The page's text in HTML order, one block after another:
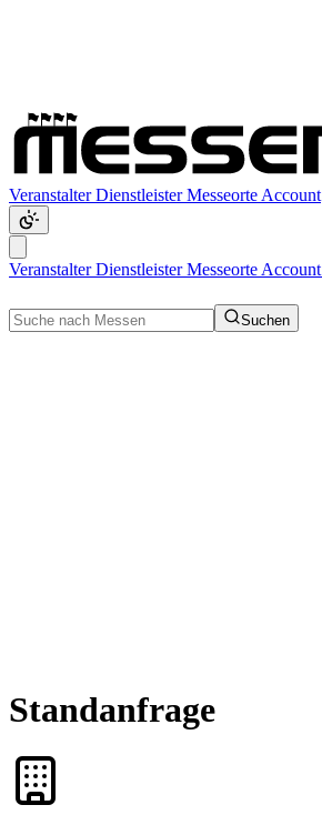
VeranstalterDienstleisterMesseorte Account
VeranstalterDienstleisterMesseorte Account
Suchen
Standanfrage